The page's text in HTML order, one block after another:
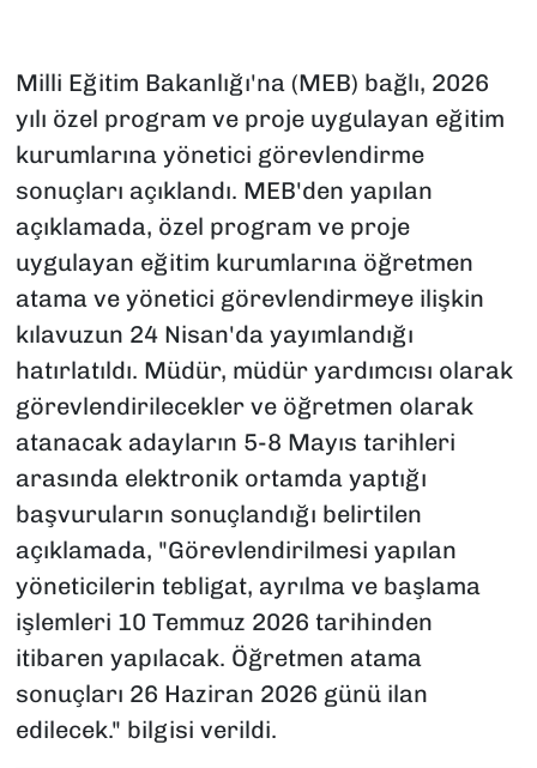
Milli Eğitim Bakanlığı'na (MEB) bağlı, 2026
yılı özel program ve proje uygulayan eğitim
kurumlarına yönetici görevlendirme
sonuçları açıklandı. MEB'den yapılan
açıklamada, özel program ve proje
uygulayan eğitim kurumlarına öğretmen
atama ve yönetici görevlendirmeye ilişkin
kılavuzun 24 Nisan'da yayımlandığı
hatırlatıldı. Müdür, müdür yardımcısı olarak
görevlendirilecekler ve öğretmen olarak
atanacak adayların 5-8 Mayıs tarihleri
arasında elektronik ortamda yaptığı
başvuruların sonuçlandığı belirtilen
açıklamada, "Görevlendirilmesi yapılan
yöneticilerin tebligat, ayrılma ve başlama
işlemleri 10 Temmuz 2026 tarihinden
itibaren yapılacak. Öğretmen atama
sonuçları 26 Haziran 2026 günü ilan
edilecek." bilgisi verildi.